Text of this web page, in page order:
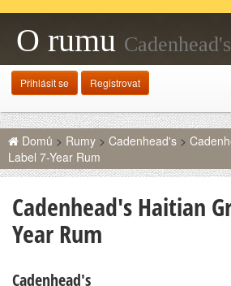
O rumu
Label 7-Year Rum
Přihlásit se Registrovat
Domů > Rumy > Cadenhead's >
Label 7-Year Rum
Cadenhead's Haitian
Year Rum
Cadenhead's